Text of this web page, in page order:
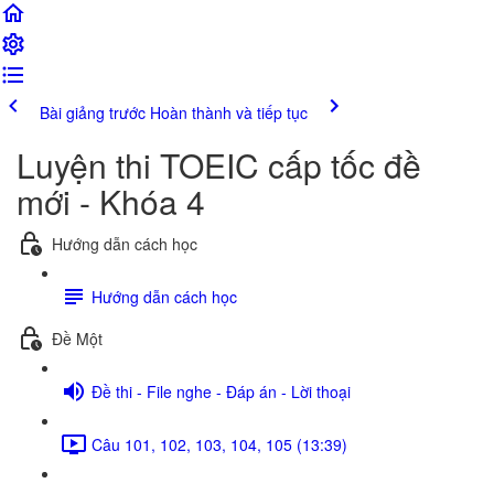
Bài giảng trước Hoàn thành và tiếp tục
Luyện thi TOEIC cấp tốc đề
mới - Khóa 4
Hướng dẫn cách học
Hướng dẫn cách học
Đề Một
Đề thi - File nghe - Đáp án - Lời thoại
Câu 101, 102, 103, 104, 105 (13:39)